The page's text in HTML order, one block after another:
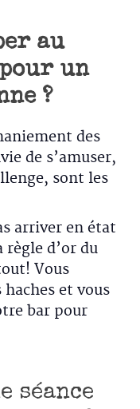
au
un
?
des
de s’amuser,
sont les
arriver en état
règle d’or du
Vous
et vous
bar pour
séance